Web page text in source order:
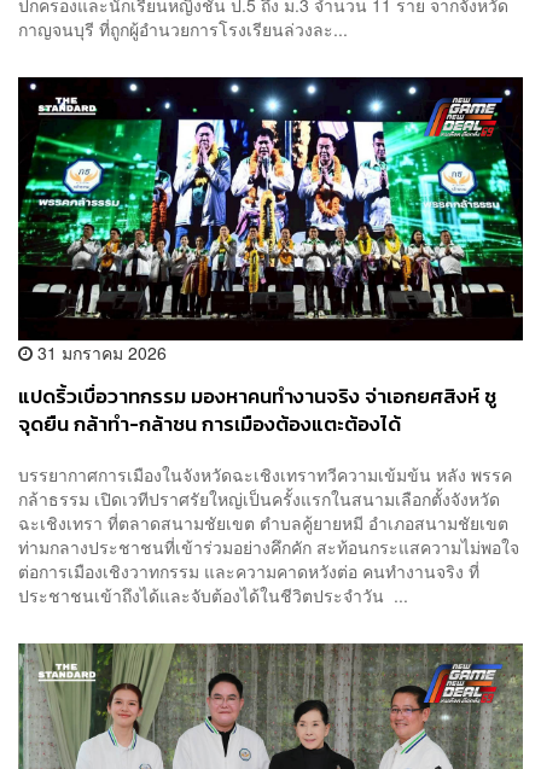
กาญจนบุรี ที่ถูกผู้อำนวยการโรงเรียนล่วงละ...
31 มกราคม 2026
แปดริ้วเบื่อวาทกรรม มองหาคนทำงานจริง จ่าเอกยศสิงห์ ชู
จุดยืน กล้าทำ-กล้าชน การเมืองต้องแตะต้องได้
บรรยากาศการเมืองในจังหวัดฉะเชิงเทราทวีความเข้มข้น หลัง พรรค
กล้าธรรม เปิดเวทีปราศรัยใหญ่เป็นครั้งแรกในสนามเลือกตั้งจังหวัด
ฉะเชิงเทรา ที่ตลาดสนามชัยเขต ตำบลคู้ยายหมี อำเภอสนามชัยเขต
ท่ามกลางประชาชนที่เข้าร่วมอย่างคึกคัก สะท้อนกระแสความไม่พอใจ
ต่อการเมืองเชิงวาทกรรม และความคาดหวังต่อ คนทำงานจริง ที่
ประชาชนเข้าถึงได้และจับต้องได้ในชีวิตประจำวัน ...